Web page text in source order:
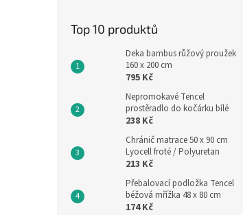
Top 10 produktů
Deka bambus růžový proužek
160 x 200 cm
795 Kč
Nepromokavé Tencel
prostěradlo do kočárku bílé
238 Kč
Chránič matrace 50 x 90 cm
Lyocell froté / Polyuretan
213 Kč
Přebalovací podložka Tencel
béžová mřížka 48 x 80 cm
174 Kč